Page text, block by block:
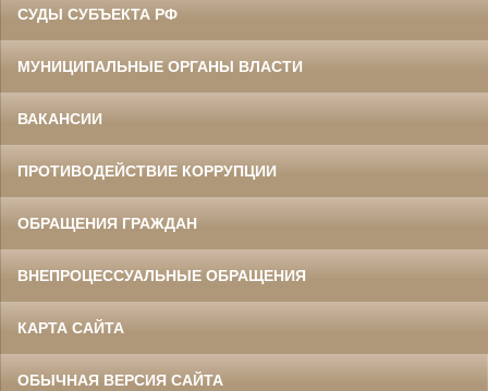
СУДЫ СУБЪЕКТА РФ
МУНИЦИПАЛЬНЫЕ ОРГАНЫ ВЛАСТИ
ВАКАНСИИ
ПРОТИВОДЕЙСТВИЕ КОРРУПЦИИ
ОБРАЩЕНИЯ ГРАЖДАН
ВНЕПРОЦЕССУАЛЬНЫЕ ОБРАЩЕНИЯ
КАРТА САЙТА
ОБЫЧНАЯ ВЕРСИЯ САЙТА